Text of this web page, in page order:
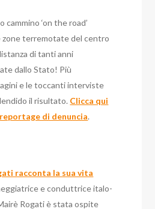
cammino ‘on the road’
zone terremotate del centro
di tanti anni
dallo Stato! Più
e le toccanti interviste
il risultato. Clicca qui
di denuncia.
racconta la sua vita
e conduttrice italo-
Rogati è stata ospite